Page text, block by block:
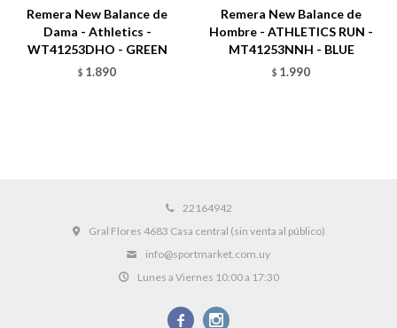
Remera New Balance de
Dama - Athletics -
WT41253DHO - GREEN
$ 1.890
Remera New Balance de
Hombre - ATHLETICS RUN -
MT41253NNH - BLUE
$ 1.990
22164942
Gral Flores 4683 Casa central (sin venta al público)
info@sportmarket.com.uy
Lunes a Viernes 10:00 a 17:30
 